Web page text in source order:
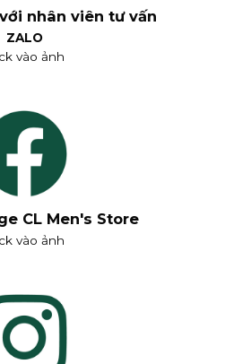
nhân viên tư vấn
ZALO
vào ảnh
CL Men's Store
vào ảnh